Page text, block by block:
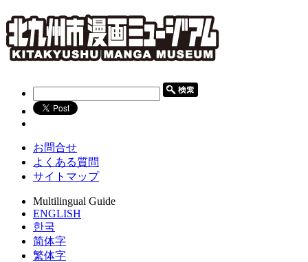
お問合せ
よくある質問
サイトマップ
Multilingual Guide
ENGLISH
한국
简体字
繁体字